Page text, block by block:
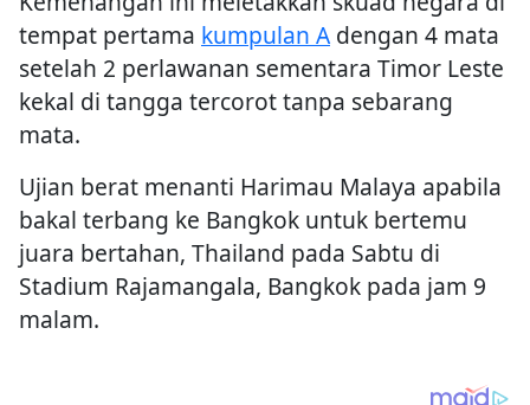
tempat pertama kumpulan A dengan 4 mata
setelah 2 perlawanan sementara Timor Leste
kekal di tangga tercorot tanpa sebarang
mata.
Ujian berat menanti Harimau Malaya apabila
bakal terbang ke Bangkok untuk bertemu
juara bertahan, Thailand pada Sabtu di
Stadium Rajamangala, Bangkok pada jam 9
malam.